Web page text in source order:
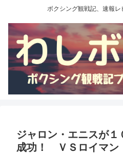
ボクシング観戦記、速報
ジャロン・エニスが
成功！ ＶＳロイマン